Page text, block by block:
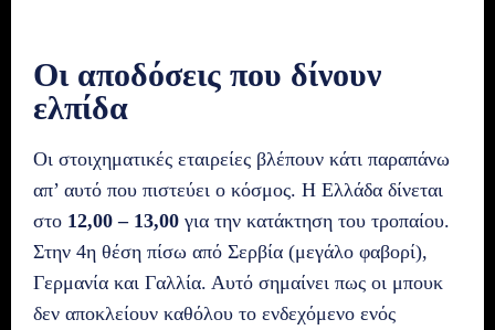
Οι αποδόσεις που δίνουν
ελπίδα
Οι στοιχηματικές εταιρείες βλέπουν κάτι παραπάνω
απ’ αυτό που πιστεύει ο κόσμος. Η Ελλάδα δίνεται
στο 12,00 – 13,00 για την κατάκτηση του τροπαίου.
Στην 4η θέση πίσω από Σερβία (μεγάλο φαβορί),
Γερμανία και Γαλλία. Αυτό σημαίνει πως οι μπουκ
δεν αποκλείουν καθόλου το ενδεχόμενο ενός